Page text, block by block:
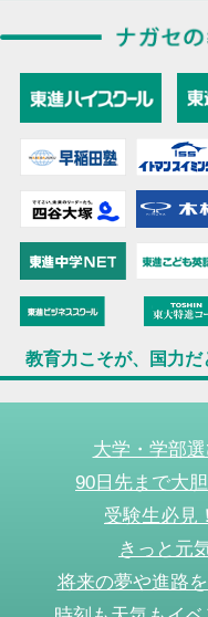
教育力こそが、国力だ
大学・学部
90日先まで大
受験生必見
きっと元
将来の夢や進路